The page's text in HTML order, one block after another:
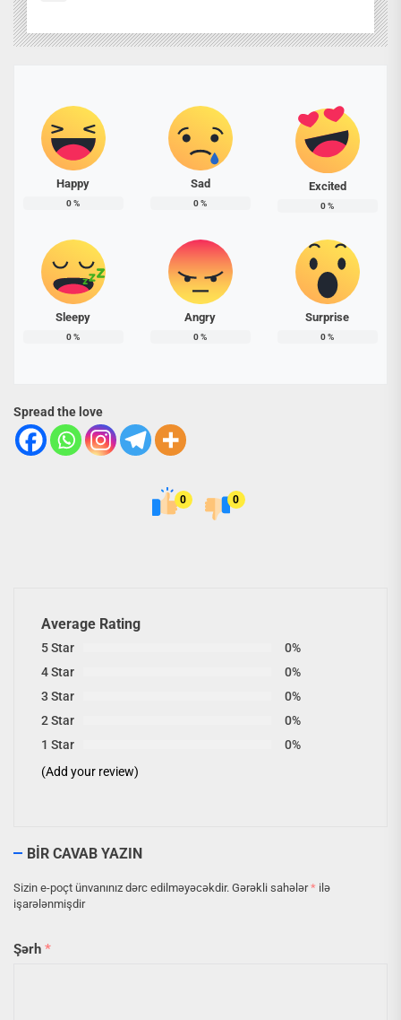
Happy
0%
Sad
0%
Excited
0%
Sleepy
0%
Angry
0%
Surprise
0%
Spread the love
0 0
Average Rating
5 Star
0%
4 Star
0%
3 Star
0%
2 Star
0%
1 Star
0%
(Add your review)
BIR CAVAB YAZIN
Sizin e-poçt ünvanınız dərc edilməyəcəkdir. Gərəkli sahələr* ilə
işarələnmişdir
Şərh *